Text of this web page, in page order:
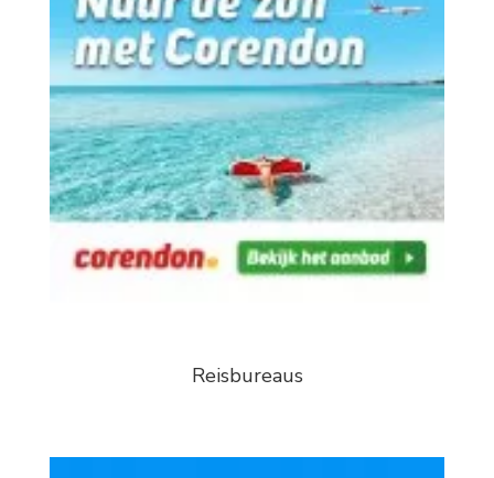
Reisbureaus